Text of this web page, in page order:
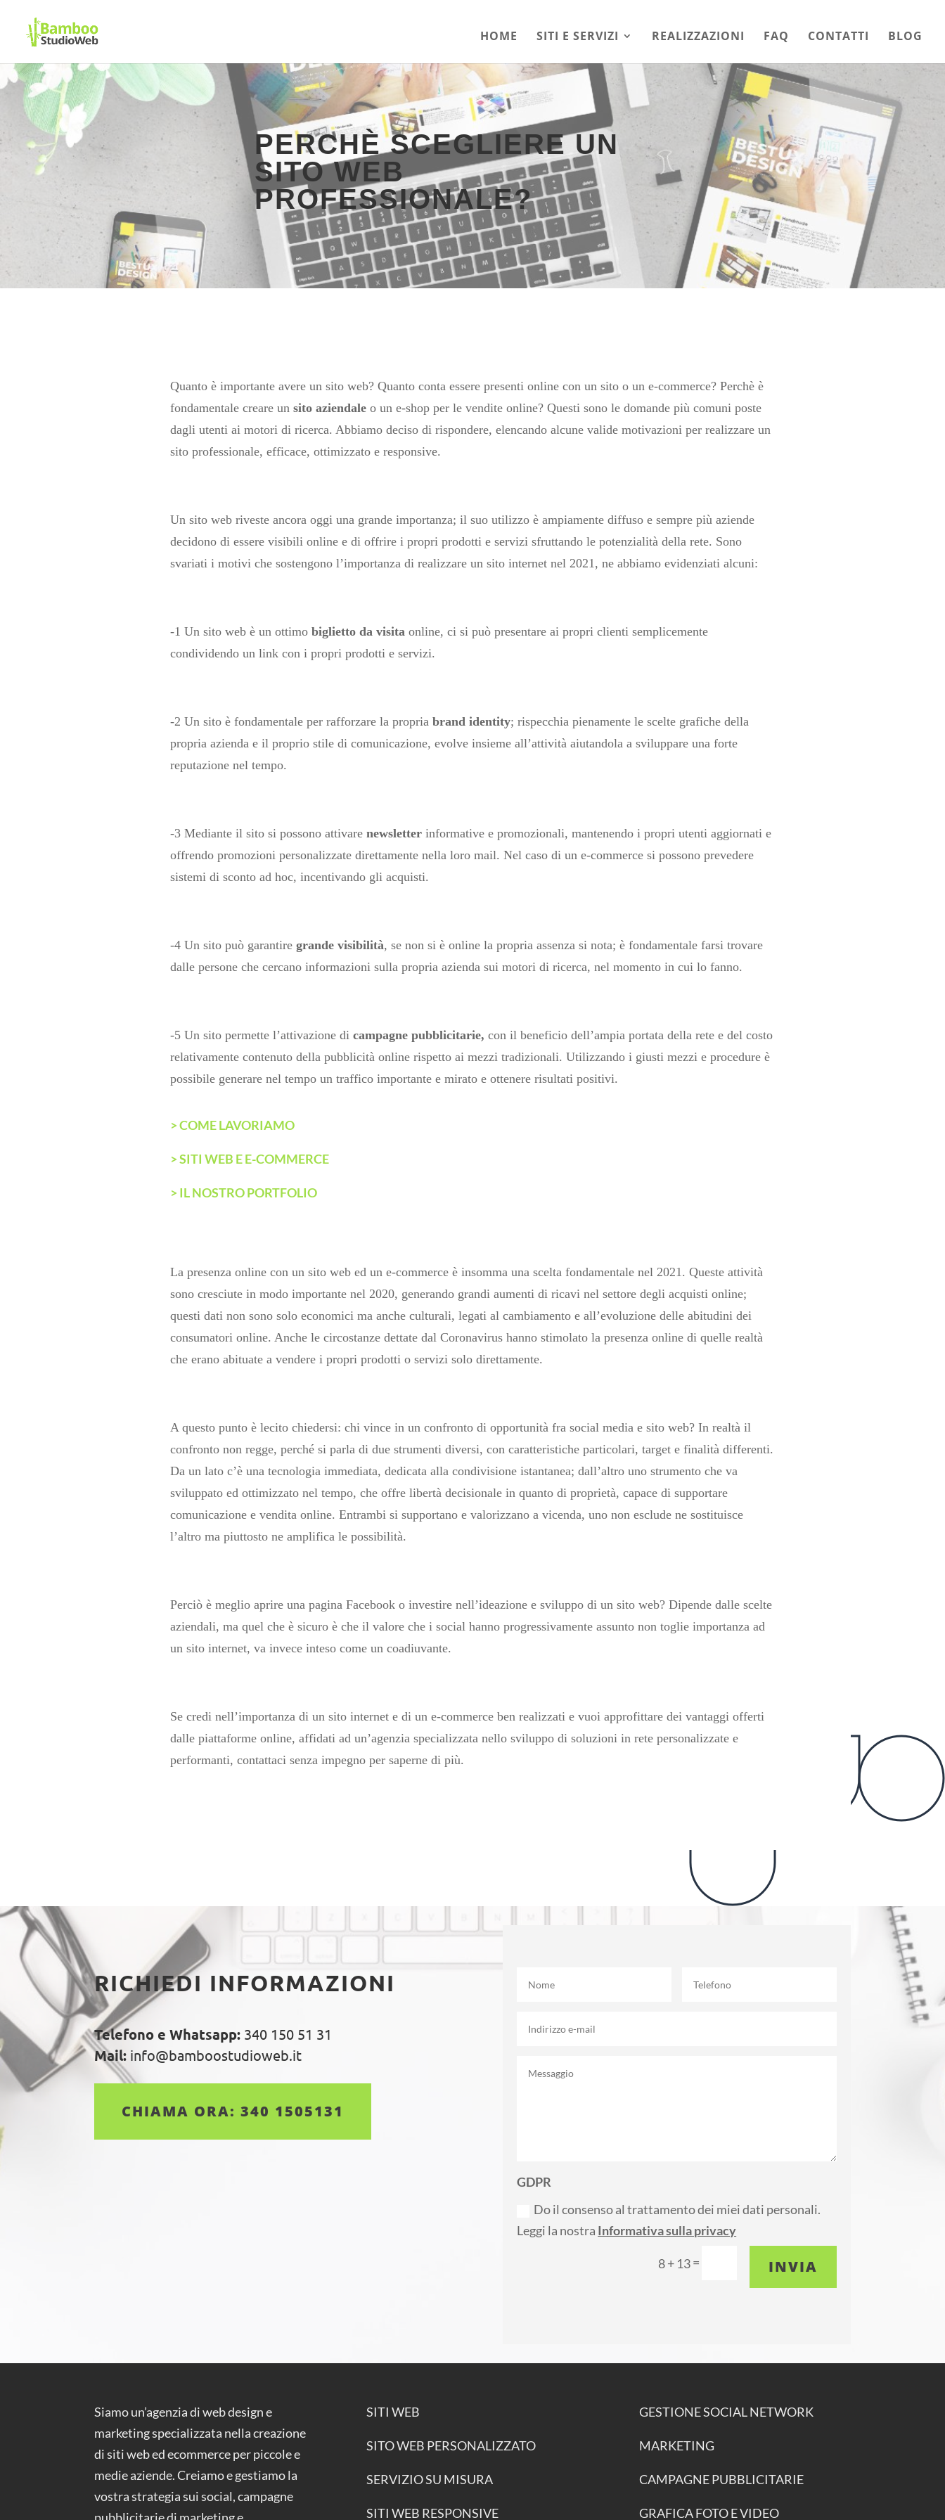
HOME SITI E SERVIZI REALIZZAZIONI FAQ CONTATTI BLOG
PERCHÈ SCEGLIERE UN
SITO WEB
PROFESSIONALE?
Quanto è importante avere un sito web? Quanto conta essere presenti online con un sito o un e-commerce? Perchè è
fondamentale creare un sito aziendaleo un e-shop per le vendite online? Questi sono le domande più comuni poste
dagli utenti ai motori di ricerca. Abbiamo deciso di rispondere, elencando alcune valide motivazioni per realizzare un
sito professionale, efficace, ottimizzato e responsive.
Un sito web riveste ancora oggi una grande importanza; il suo utilizzo è ampiamente diffuso e sempre più aziende
decidono di essere visibili online e di offrire i propri prodotti e servizi sfruttando le potenzialità della rete. Sono
svariati i motivi che sostengono l’importanza di realizzare un sito internet nel 2021, ne abbiamo evidenziati alcuni:
-1 Un sito web è un ottimo biglietto da visita online, ci si può presentare ai propri clienti semplicemente
condividendo un link con i propri prodotti e servizi.
-2 Un sito è fondamentale per rafforzare la propria brand identity; rispecchia pienamente le scelte grafiche della
propria azienda e il proprio stile di comunicazione, evolve insieme all’attività aiutandola a sviluppare una forte
reputazione nel tempo.
-3 Mediante il sito si possono attivare newsletterinformative e promozionali, mantenendo i propri utenti aggiornati e
offrendo promozioni personalizzate direttamente nella loro mail. Nel caso di un e-commerce si possono prevedere
sistemi di sconto ad hoc, incentivando gli acquisti.
-4 Un sito può garantire grande visibilità, se non si è online la propria assenza si nota; è fondamentale farsi trovare
dalle persone che cercano informazioni sulla propria azienda sui motori di ricerca, nel momento in cui lo fanno.
-5 Un sito permette l’attivazione di campagne pubblicitarie, con il beneficio dell’ampia portata della rete e del costo
relativamente contenuto della pubblicità online rispetto ai mezzi tradizionali. Utilizzando i giusti mezzi e procedure è
possibile generare nel tempo un traffico importante e mirato e ottenere risultati positivi.
> COME LAVORIAMO
> SITI WEB E E-COMMERCE
> IL NOSTRO PORTFOLIO
La presenza online con un sito web ed un e-commerce è insomma una scelta fondamentale nel 2021. Queste attività
sono cresciute in modo importante nel 2020, generando grandi aumenti di ricavi nel settore degli acquisti online;
questi dati non sono solo economici ma anche culturali, legati al cambiamento e all’evoluzione delle abitudini dei
consumatori online. Anche le circostanze dettate dal Coronavirus hanno stimolato la presenza online di quelle realtà
che erano abituate a vendere i propri prodotti o servizi solo direttamente.
A questo punto è lecito chiedersi: chi vince in un confronto di opportunità fra social media e sito web? In realtà il
confronto non regge, perché si parla di due strumenti diversi, con caratteristiche particolari, target e finalità differenti.
Da un lato c’è una tecnologia immediata, dedicata alla condivisione istantanea; dall’altro uno strumento che va
sviluppato ed ottimizzato nel tempo, che offre libertà decisionale in quanto di proprietà, capace di supportare
comunicazione e vendita online. Entrambi si supportano e valorizzano a vicenda, uno non esclude ne sostituisce
l’altro ma piuttosto ne amplifica le possibilità.
Perciò è meglio aprire una pagina Facebook o investire nell’ideazione e sviluppo di un sito web? Dipende dalle scelte
aziendali, ma quel che è sicuro è che il valore che i social hanno progressivamente assunto non toglie importanza ad
un sito internet, va invece inteso come un coadiuvante.
Se credi nell’importanza di un sito internet e di un e-commerce ben realizzati e vuoi approfittare dei vantaggi offerti
dalle piattaforme online, affidati ad un’agenzia specializzata nello sviluppo di soluzioni in rete personalizzate e
performanti, contattaci senza impegno per saperne di più.
RICHIEDI INFORMAZIONI
Telefono e Whatsapp: 340 150 51 31
Mail: info@bamboostudioweb.it
CHIAMA ORA: 340 1505131
GDPR
Do il consenso al trattamento dei miei dati personali.
Leggi la nostra Informativa sulla privacy
8 + 13= INVIA
Siamo un’agenzia di web design e
marketing specializzata nella creazione
di siti web ed ecommerce per piccole e
medie aziende. Creiamo e gestiamo la
vostra strategia sui social, campagne
SITI WEB
SITO WEB PERSONALIZZATO
SERVIZIO SU MISURA
SITI WEB RESPONSIVE
GESTIONE SOCIAL NETWORK
MARKETING
CAMPAGNE PUBBLICITARIE
GRAFICA FOTO E VIDEO